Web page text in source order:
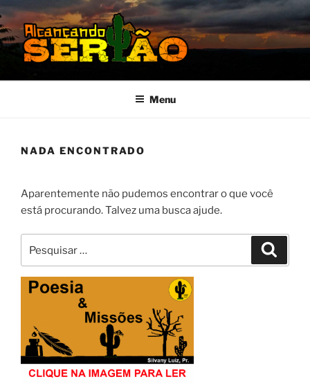
Pular
para
o
conteúdo
MISSÃO SERTÃO
Menu
NADA ENCONTRADO
Aparentemente não pudemos encontrar o que você
está procurando. Talvez uma busca ajude.
por: